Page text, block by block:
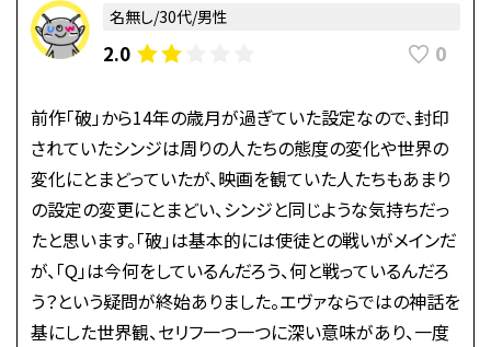
名無し/30代/男性
2.0 0
前作「破」から14年の歳月が過ぎていた設定なので、封印
されていたシンジは周りの人たちの態度の変化や世界の
変化にとまどっていたが、映画を観ていた人たちもあまり
の設定の変更にとまどい、シンジと同じような気持ちだっ
たと思います。「破」は基本的には使徒との戦いがメインだ
が、「Q」は今何をしているんだろう、何と戦っているんだろ
う？という疑問が終始ありました。エヴァならではの神話を
基にした世界観、セリフ一つ一つに深い意味があり、一度